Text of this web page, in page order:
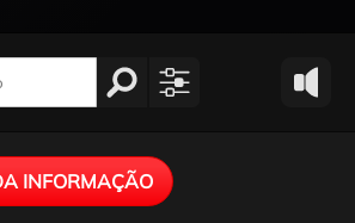
INFORMAÇÃO